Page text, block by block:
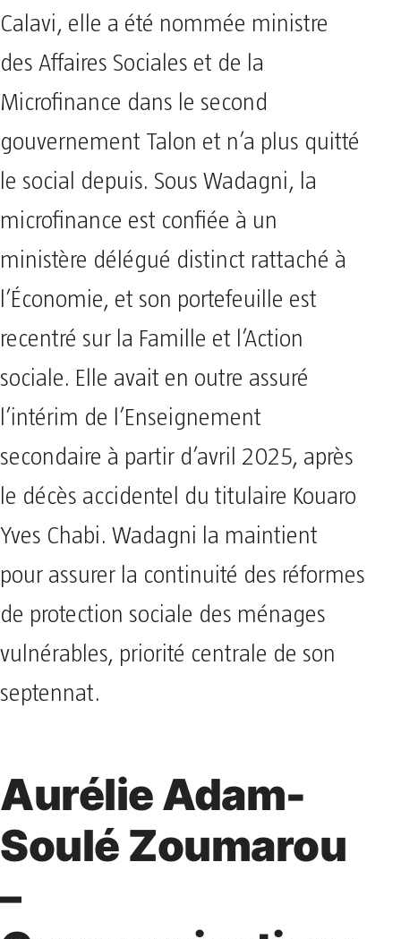
Calavi, elle a été nommée ministre
des Affaires Sociales et de la
Microfinance dans le second
gouvernement Talon et n’a plus quitté
le social depuis. Sous Wadagni, la
microfinance est confiée à un
ministère délégué distinct rattaché à
l’Économie, et son portefeuille est
recentré sur la Famille et l’Action
sociale. Elle avait en outre assuré
l’intérim de l’Enseignement
secondaire à partir d’avril 2025, après
le décès accidentel du titulaire Kouaro
Yves Chabi. Wadagni la maintient
pour assurer la continuité des réformes
de protection sociale des ménages
vulnérables, priorité centrale de son
septennat.
Aurélie Adam-
Soulé Zoumarou
–